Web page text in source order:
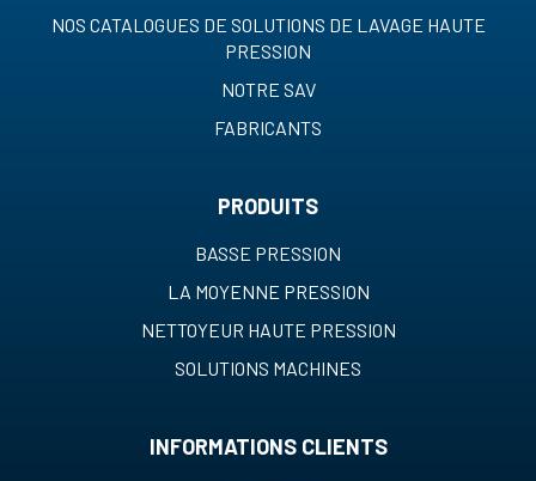
NOS CATALOGUES DE SOLUTIONS DE LAVAGE HAUTE
PRESSION
NOTRE SAV
FABRICANTS
PRODUITS
BASSE PRESSION
LA MOYENNE PRESSION
NETTOYEUR HAUTE PRESSION
SOLUTIONS MACHINES
INFORMATIONS CLIENTS